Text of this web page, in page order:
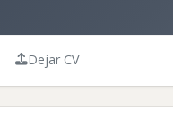
Dejar CV